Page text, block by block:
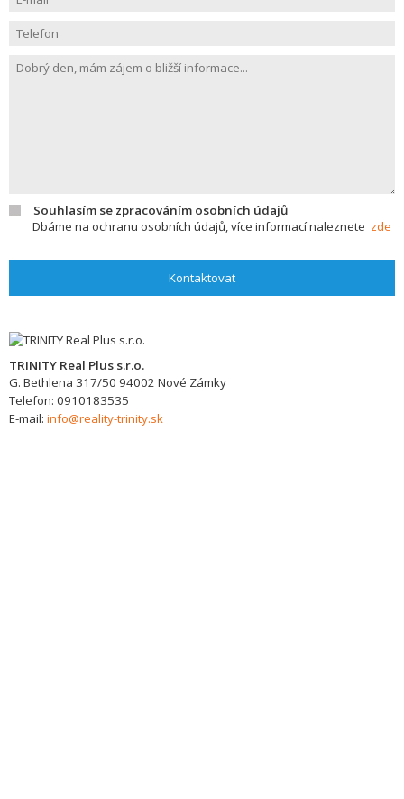
Souhlasím se zpracováním osobních údajů
Dbáme na ochranu osobních údajů, více informací naleznete zde
Kontaktovat
TRINITY Real Plus s.r.o.
G. Bethlena 317/50 94002 Nové Zámky
Telefon: 0910183535
E-mail: info@reality-trinity.sk